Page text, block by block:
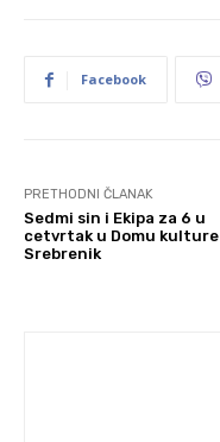
Facebook
PRETHODNI ČLANAK
Sedmi sin i Ekipa za 6 u
cetvrtak u Domu kulture
Srebrenik